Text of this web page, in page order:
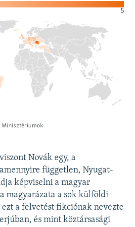
Novák egy, a
független, Nyugat-
képviselni a magyar
magyarázata a sok külföldi
a felvetést fikciónak nevezte
és mint köztársasági